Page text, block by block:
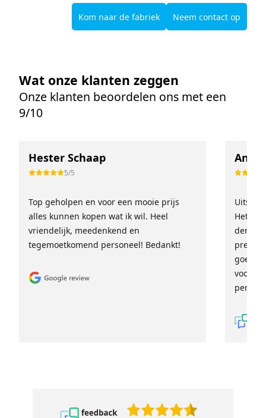
Kom naar de fabriek Neem contact op
Wat onze klanten zeggen
Onze klanten beoordelen ons met een
9/10
Hester Schaap
5/5
Top geholpen en voor een mooie prijs
alles kunnen kopen wat ik wil. Heel
vriendelijk, meedenkend en
tegemoetkomend personeel! Bedankt!
Anne
Het
denkt
goed
voor